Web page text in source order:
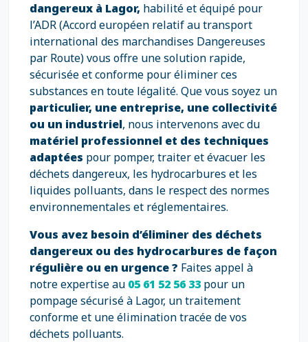
dangereux à Lagor, habilité et équipé pour
l’ADR (Accord européen relatif au transport
international des marchandises Dangereuses
par Route) vous offre une solution rapide,
sécurisée et conforme pour éliminer ces
substances en toute légalité. Que vous soyez un
particulier, une entreprise, une collectivité
ou un industriel, nous intervenons avec du
matériel professionnel et des techniques
adaptées pour pomper, traiter et évacuer les
déchets dangereux, les hydrocarbures et les
liquides polluants, dans le respect des normes
environnementales et réglementaires.
Vous avez besoin d’éliminer des déchets
dangereux ou des hydrocarbures de façon
régulière ou en urgence ? Faites appel à
notre expertise au 05 61 52 56 33 pour un
pompage sécurisé à Lagor, un traitement
conforme et une élimination tracée de vos
déchets polluants.